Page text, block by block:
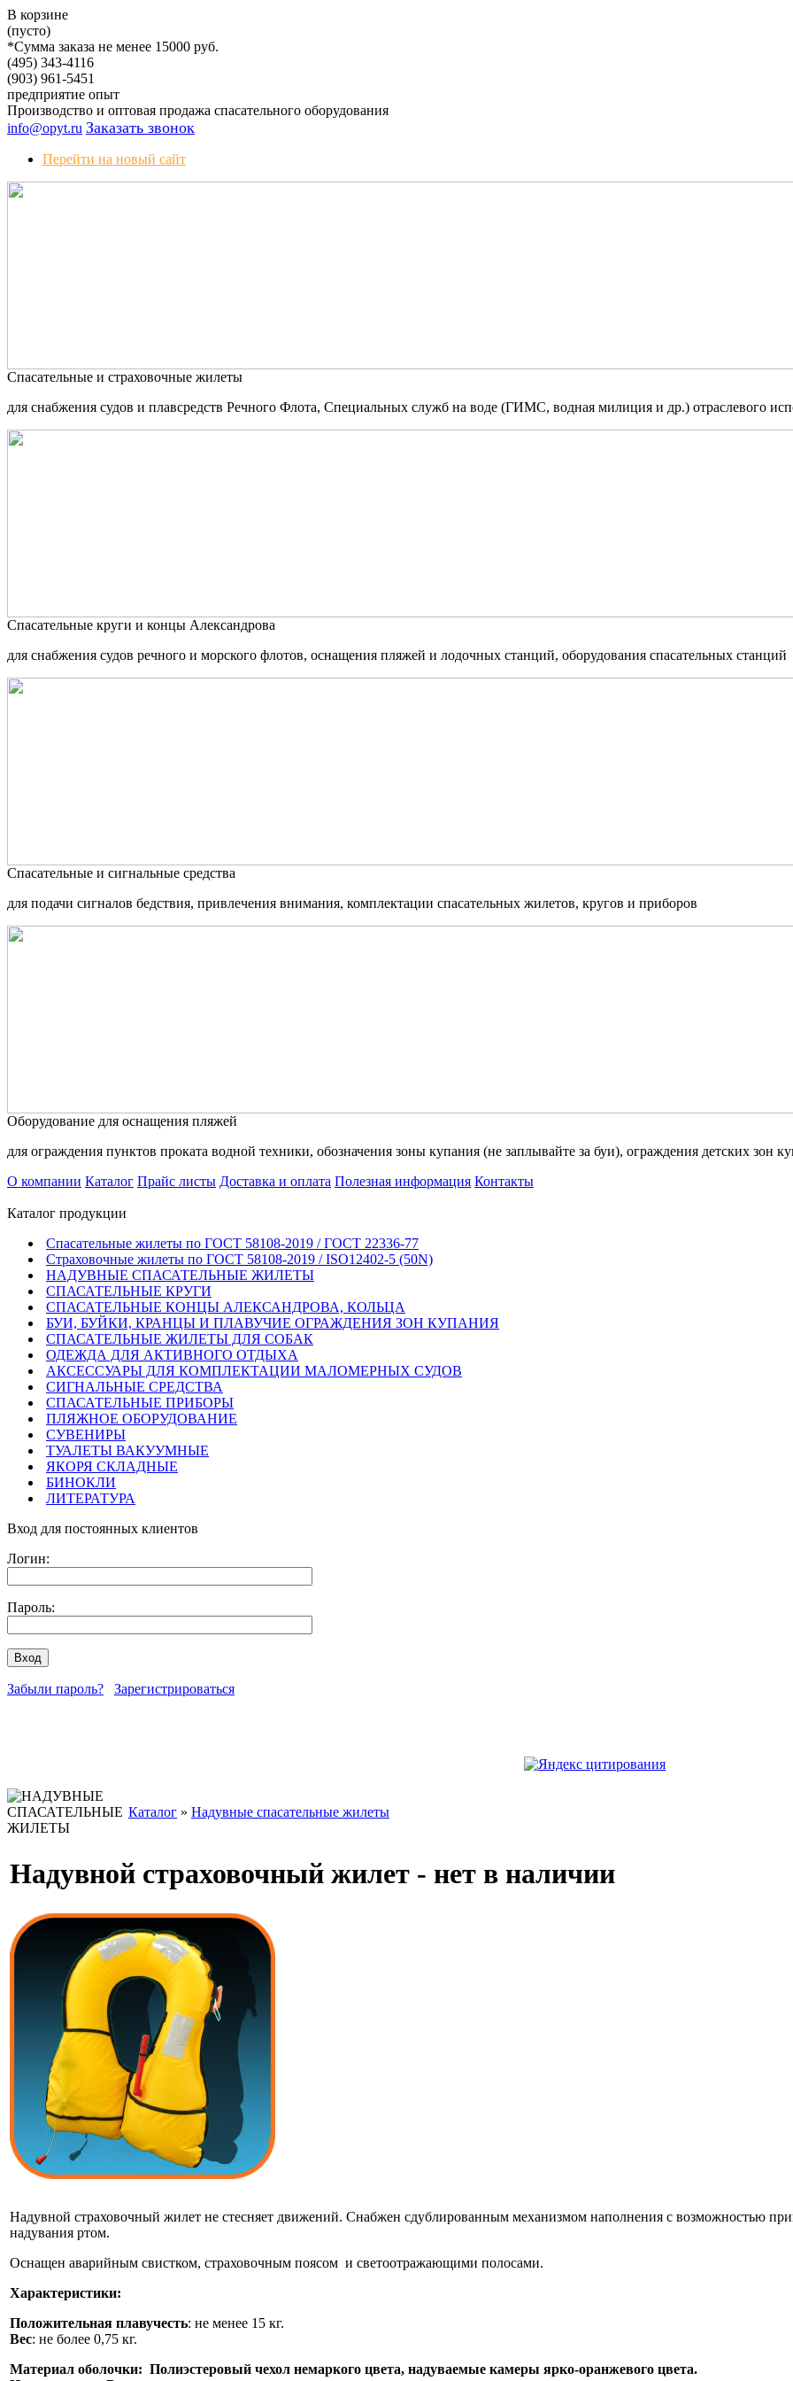
В корзине
(пусто)
*Сумма заказа не менее 15000 руб.
(495) 343-4116
(903) 961-5451
предприятие опыт
Производство и оптовая продажа спасательного оборудования
info@opyt.ru Заказать звонок
Перейти на новый сайт
Спасательные и страховочные жилеты
для снабжения судов и плавсредств Речного Флота, Специальных служб на воде (ГИМС, водная милиция и др.) отраслевого
Спасательные круги и концы Александрова
для снабжения судов речного и морского флотов, оснащения пляжей и лодочных станций, оборудования спасательных станций
Спасательные и сигнальные средства
для подачи сигналов бедствия, привлечения внимания, комплектации спасательных жилетов, кругов и приборов
Оборудование для оснащения пляжей
для ограждения пунктов проката водной техники, обозначения зоны купания (не заплывайте за буи), ограждения детских зон
О компании Каталог Прайс листы Доставка и оплата Полезная информация Контакты
Каталог продукции
Спасательные жилеты по ГОСТ 58108-2019 / ГОСТ 22336-77
Страховочные жилеты по ГОСТ 58108-2019 / ISO12402-5 (50N)
НАДУВНЫЕ СПАСАТЕЛЬНЫЕ ЖИЛЕТЫ
СПАСАТЕЛЬНЫЕ КРУГИ
СПАСАТЕЛЬНЫЕ КОНЦЫ АЛЕКСАНДРОВА, КОЛЬЦА
БУИ, БУЙКИ, КРАНЦЫ И ПЛАВУЧИЕ ОГРАЖДЕНИЯ ЗОН КУПАНИЯ
СПАСАТЕЛЬНЫЕ ЖИЛЕТЫ ДЛЯ СОБАК
ОДЕЖДА ДЛЯ АКТИВНОГО ОТДЫХА
АКСЕССУАРЫ ДЛЯ КОМПЛЕКТАЦИИ МАЛОМЕРНЫХ СУДОВ
СИГНАЛЬНЫЕ СРЕДСТВА
СПАСАТЕЛЬНЫЕ ПРИБОРЫ
ПЛЯЖНОЕ ОБОРУДОВАНИЕ
СУВЕНИРЫ
ТУАЛЕТЫ ВАКУУМНЫЕ
ЯКОРЯ СКЛАДНЫЕ
БИНОКЛИ
ЛИТЕРАТУРА
Вход для постоянных клиентов
Логин:
Пароль:
Забыли пароль? Зарегистрироваться
Каталог » Надувные спасательные жилеты
Надувной страховочный жилет - нет в наличии
Надувной страховочный жилет не стесняет движений. Снабжен сдублированным механизмом наполнения с возможностью
надувания ртом.
Оснащен аварийным свистком, страховочным поясом и светоотражающими полосами.
Характеристики:
Положительная плавучесть: не менее 15 кг.
Вес: не более 0,75 кг.
Материал оболочки: Полиэстеровый чехол немаркого цвета, надуваемые камеры ярко-оранжевого цвета.